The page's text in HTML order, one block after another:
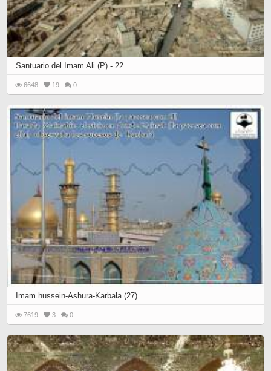
Santuario del Imam Ali (P) - 22
6648 19 0
Imam hussein-Ashura-Karbala (27)
7619 3 0